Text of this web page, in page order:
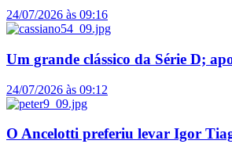
24/07/2026 às 09:16
Um grande clássico da Série D;
24/07/2026 às 09:12
O Ancelotti preferiu levar Igor